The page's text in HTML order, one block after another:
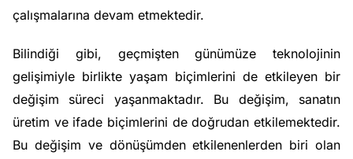
çalışmalarına devam etmektedir.
Bilindiği gibi, geçmişten günümüze teknolojinin
gelişimiyle birlikte yaşam biçimlerini de etkileyen bir
değişim süreci yaşanmaktadır. Bu değişim, sanatın
üretim ve ifade biçimlerini de doğrudan etkilemektedir.
Bu değişim ve dönüşümden etkilenenlerden biri olan